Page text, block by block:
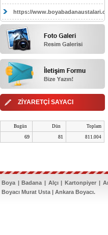
https://
ZİYARETÇİ SAYACI
Bugün Dün Toplam
69 81 811.004
Boya | Badana | Alçı | Kartonpiyer |
Boyacı Murat Usta | Ankara Boyacı.